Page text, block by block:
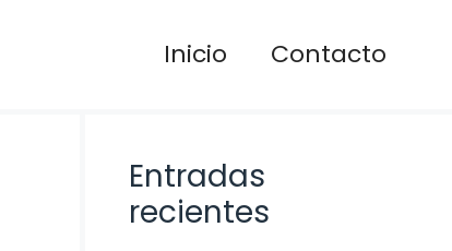
Inicio Contacto
Entradas
recientes